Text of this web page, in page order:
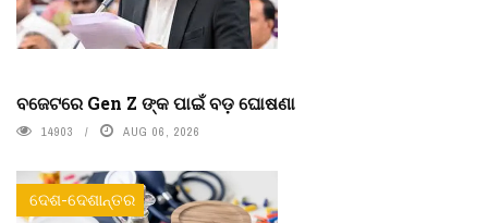
ବଜେଟରେ Gen Z ଙ୍କ ପାଇଁ ବଡ଼ ଘୋଷଣା
14903 AUG 06, 2026
ଦେଶ-ଦେଶାନ୍ତର